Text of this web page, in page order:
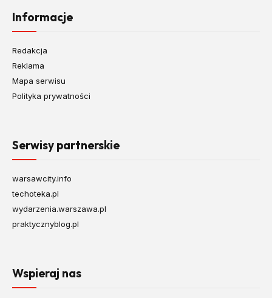
Informacje
Redakcja
Reklama
Mapa serwisu
Polityka prywatności
Serwisy partnerskie
warsawcity.info
techoteka.pl
wydarzenia.warszawa.pl
praktycznyblog.pl
Wspieraj nas